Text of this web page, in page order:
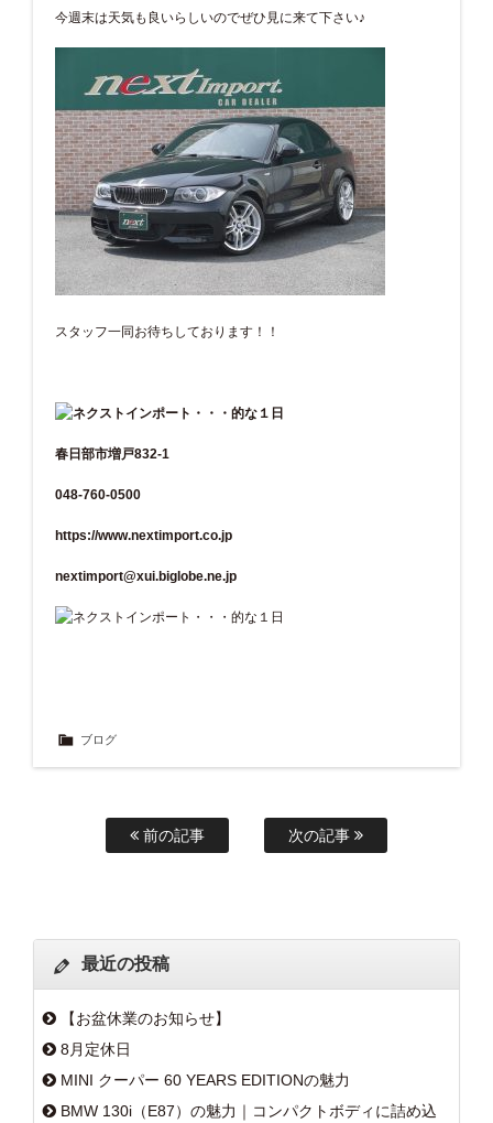
今週末は天気も良いらしいのでぜひ見に来て下さい♪
スタッフ一同お待ちしております！！
春日部市増戸832-1
048-760-0500
https://www.nextimport.co.jp
nextimport@xui.biglobe.ne.jp
ブログ
前の記事 次の記事
最近の投稿
【お盆休業のお知らせ】
8月定休日
MINI クーパー 60 YEARS EDITIONの魅力
BMW 130i（E87）の魅力｜コンパクトボディに詰め込